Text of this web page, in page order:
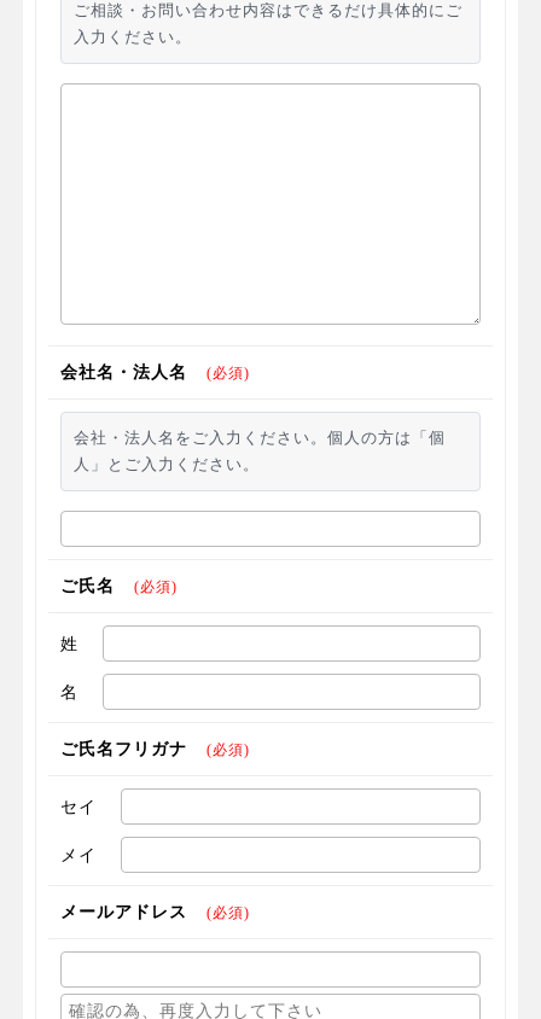
ご相談・お問い合わせ内容はできるだけ具体的にご
入力ください。
会社名・法人名 (必須)
会社・法人名をご入力ください。個人の方は「個
人」とご入力ください。
ご氏名 (必須)
姓
名
ご氏名フリガナ (必須)
セイ
メイ
メールアドレス (必須)